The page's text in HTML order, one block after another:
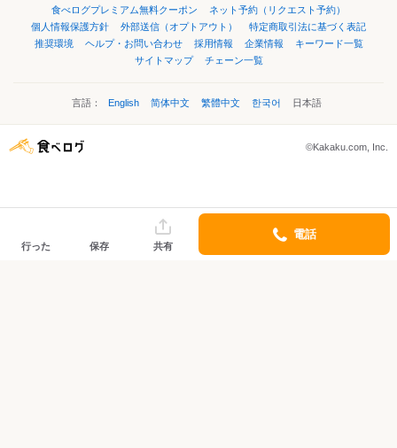
食べログプレミアム無料クーポン
ネット予約（リクエスト予約）
個人情報保護方針
外部送信（オプトアウト）
特定商取引法に基づく表記
推奨環境
ヘルプ・お問い合わせ 採用情報 企業情報
キーワード一覧
サイトマップ
チェーン一覧
言語： English 简体中文 繁體中文 한국어 日本語
©Kakaku.com, Inc.
行った 保存 共有
電話